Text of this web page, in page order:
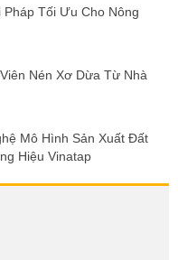
Pháp Tối Ưu Cho Nông
Nén Xơ Dừa Từ Nhà
Mô Hình Sản Xuất Đất
Hiệu Vinatap